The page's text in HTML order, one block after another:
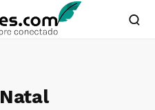
Natal